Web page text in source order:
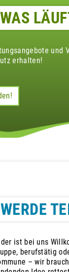
und
erhalten!
WERDE
ist bei uns
berufstätig
– wir